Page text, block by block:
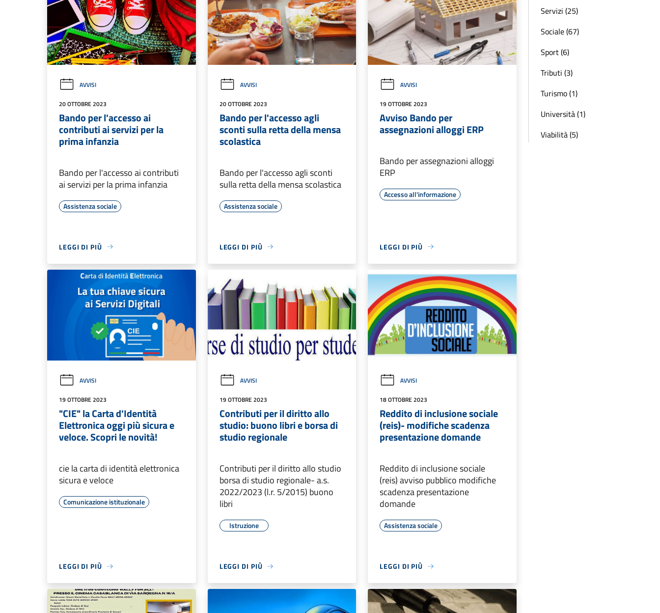
AVVISI
20 OTTOBRE 2023
Bando per l'accesso ai
contributi ai servizi per la
prima infanzia
Bando per l'accesso ai contributi
ai servizi per la prima infanzia
Assistenza sociale
LEGGI DI PIÙ
AVVISI
20 OTTOBRE 2023
Bando per l'accesso agli
sconti sulla retta della mensa
scolastica
Bando per l'accesso agli sconti
sulla retta della mensa scolastica
Assistenza sociale
LEGGI DI PIÙ
AVVISI
19 OTTOBRE 2023
Avviso Bando per
assegnazioni alloggi ERP
Bando per assegnazioni alloggi
ERP
Accesso all'informazione
LEGGI DI PIÙ
AVVISI
19 OTTOBRE 2023
"CIE" la Carta d'Identità
Elettronica oggi più sicura e
veloce. Scopri le novità!
cie la carta di identità elettronica
sicura e veloce
Comunicazione istituzionale
LEGGI DI PIÙ
AVVISI
19 OTTOBRE 2023
Contributi per il diritto allo
studio: buono libri e borsa di
studio regionale
Contributi per il diritto allo studio
borsa di studio regionale- a.s.
2022/2023 (l.r. 5/2015) buono
libri
Istruzione
LEGGI DI PIÙ
AVVISI
18 OTTOBRE 2023
Reddito di inclusione sociale
(reis)- modifiche scadenza
presentazione domande
Reddito di inclusione sociale
(reis) avviso pubblico modifiche
scadenza presentazione
domande
Assistenza sociale
LEGGI DI PIÙ
Servizi (25)
Sociale (67)
Sport (6)
Tributi (3)
Turismo (1)
Università (1)
Viabilità (5)